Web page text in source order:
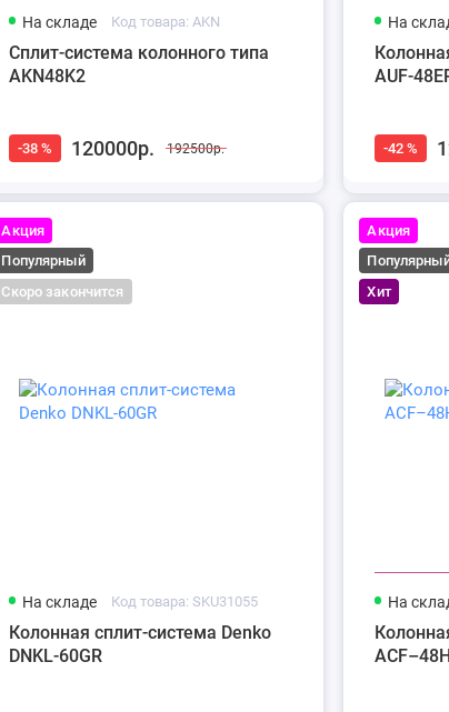
На складе Код товара: AKN
Сплит-система колонного типа
AKN48K2
-38 % 120000р. 192500р.
На
AUF-
-42 %
Акция
Популярный
Скоро закончится
На складе Код товара: SKU31055
Колонная сплит-система Denko
DNKL-60GR
Акция
Хит
На